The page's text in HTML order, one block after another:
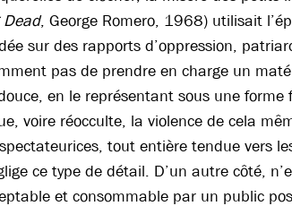
, George Romero, 1968) utilisait
sur des rapports d’oppression,
pas de prendre en charge un
en le représentant sous une
voire réocculte, la violence de cela
tout entière tendue vers
ce type de détail. D’un autre côté,
et consommable par un public